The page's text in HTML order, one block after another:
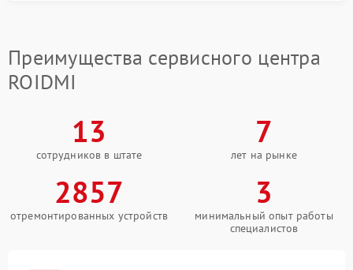
Преимущества сервисного центра
ROIDMI
13
сотрудников в штате
7
лет на рынке
2857
отремонтированных устройств
3
минимальный опыт работы
специалистов